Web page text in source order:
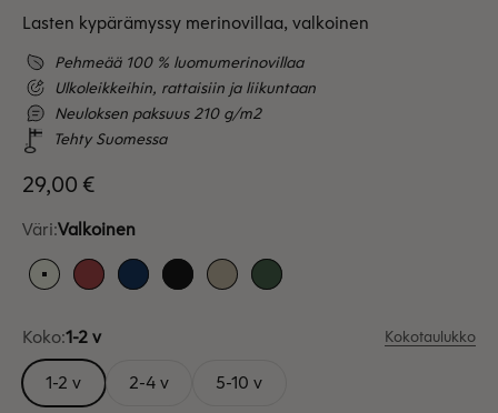
Lasten kypärämyssy merinovillaa, valkoinen
Pehmeää 100 % luomumerinovillaa
Ulkoleikkeihin, rattaisiin ja liikuntaan
Neuloksen paksuus 210 g/m2
Tehty Suomessa
Alennushinta
29,00 €
Väri:Valkoinen
ValkoinenPunainenSininenMustaHiekkaVihreä
Koko:1-2 v Kokotaulukko
1-2 v 2-4 v 5-10 v